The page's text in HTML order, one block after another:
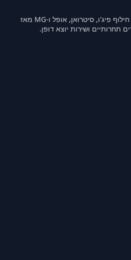
השותף המהימן שלכם לחלקי חילוף פיג'ו, סיטרואן, אופל ו-MG מאז